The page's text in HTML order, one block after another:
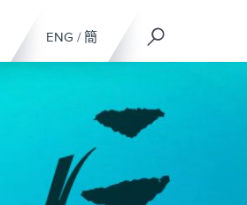
ENG / 簡